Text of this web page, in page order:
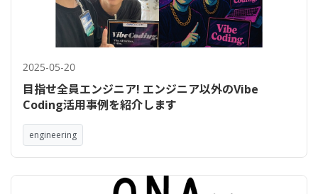
2025-05-20
目指せ全員エンジニア! エンジニア以外のVibe
Coding活用事例を紹介します
engineering